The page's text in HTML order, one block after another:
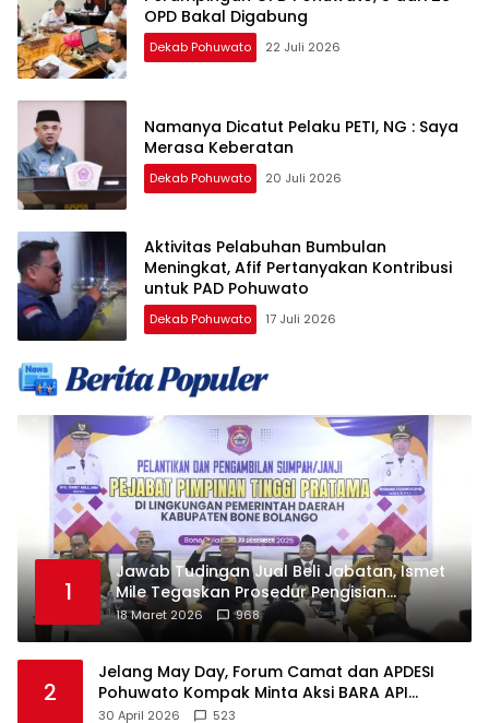
OPD Bakal Digabung
Dekab Pohuwato 22 Juli 2026
Namanya Dicatut Pelaku PETI, NG : Saya
Merasa Keberatan
Dekab Pohuwato 20 Juli 2026
Aktivitas Pelabuhan Bumbulan
Meningkat, Afif Pertanyakan Kontribusi
untuk PAD Pohuwato
Dekab Pohuwato 17 Juli 2026
1
Jawab Tudingan Jual Beli Jabatan, Ismet
Mile Tegaskan Prosedur Pengisian
Jabatan
18 Maret 2026 968
2
Jelang May Day, Forum Camat dan APDESI
Pohuwato Kompak Minta Aksi BARA API
Ditunda
30 April 2026 523